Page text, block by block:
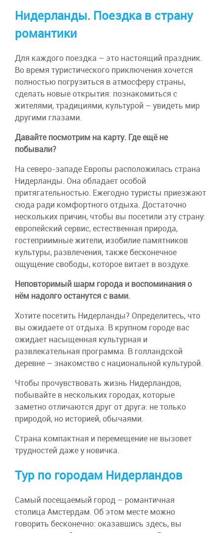
Нидерланды. Поездка в страну
романтики
Для каждого поездка – это настоящий праздник.
Во время туристического приключения хочется
полностью погрузиться в атмосферу страны,
сделать новые открытия: познакомиться с
жителями, традициями, культурой – увидеть мир
другими глазами.
Давайте посмотрим на карту. Где ещё не
побывали?
На северо-западе Европы расположилась страна
Нидерланды. Она обладает особой
притягательностью. Ежегодно туристы приезжают
сюда ради комфортного отдыха. Достаточно
нескольких причин, чтобы вы посетили эту страну:
европейский сервис, естественная природа,
гостеприимные жители, изобилие памятников
культуры, развлечения, также бесконечное
ощущение свободы, которое витает в воздухе.
Неповторимый шарм города и воспоминания о
нём надолго останутся с вами.
Хотите посетить Нидерланды? Определитесь, что
вы ожидаете от отдыха. В крупном городе вас
ожидает насыщенная культурная и
развлекательная программа. В голландской
деревне – знакомство с национальной культурой.
Чтобы прочувствовать жизнь Нидерландов,
побывайте в нескольких городах, которые
заметно отличаются друг от друга: не только
природой, но историей, обычаями.
Страна компактная и перемещение не вызовет
трудностей даже у новичка.
Тур по городам Нидерландов
Самый посещаемый город – романтичная
столица Амстердам. Об этом месте можно
говорить бесконечно: оказавшись здесь, вы